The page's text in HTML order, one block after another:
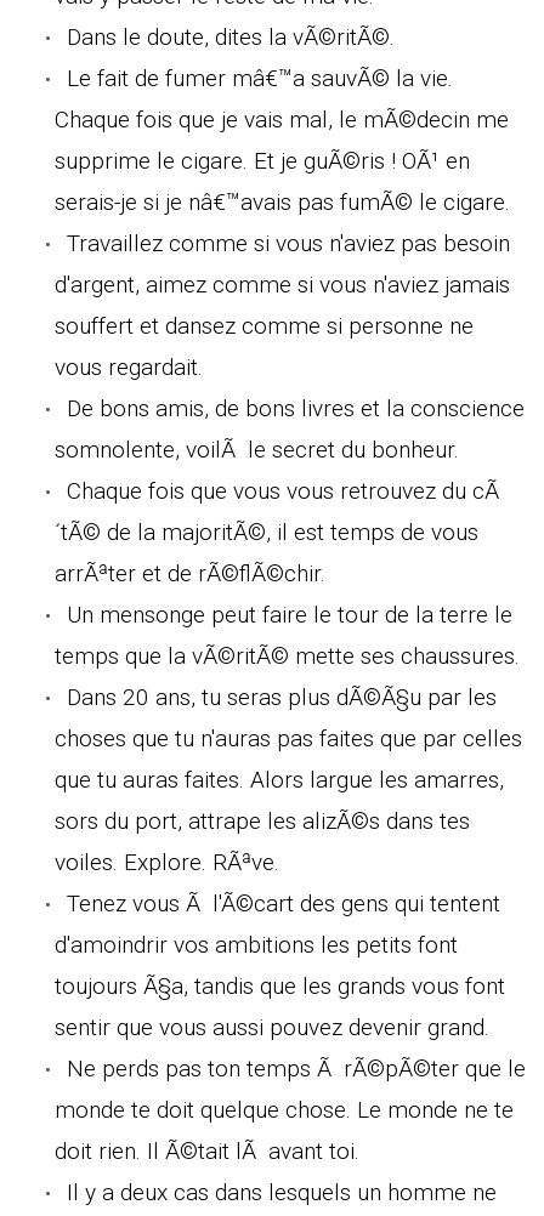
Dans le doute, dites la vÃ©ritÃ©.
Le fait de fumer mâ€™a sauvÃ© la vie.
Chaque fois que je vais mal, le mÃ©decin me
supprime le cigare. Et je guÃ©ris ! OÃ¹ en
serais-je si je nâ€™avais pas fumÃ© le cigare.
Travaillez comme si vous n'aviez pas besoin
d'argent, aimez comme si vous n'aviez jamais
souffert et dansez comme si personne ne
vous regardait.
De bons amis, de bons livres et la conscience
somnolente, voilÃ le secret du bonheur.
Chaque fois que vous vous retrouvez du cÃ
´tÃ© de la majoritÃ©, il est temps de vous
arrÃªter et de rÃ©flÃ©chir.
Un mensonge peut faire le tour de la terre le
temps que la vÃ©ritÃ© mette ses chaussures.
Dans 20 ans, tu seras plus dÃ©Ã§u par les
choses que tu n'auras pas faites que par celles
que tu auras faites. Alors largue les amarres,
sors du port, attrape les alizÃ©s dans tes
voiles. Explore. RÃªve.
Tenez vous Ã l'Ã©cart des gens qui tentent
d'amoindrir vos ambitions les petits font
toujours Ã§a, tandis que les grands vous font
sentir que vous aussi pouvez devenir grand.
Ne perds pas ton temps Ã rÃ©pÃ©ter que le
monde te doit quelque chose. Le monde ne te
doit rien. Il Ã©tait lÃ avant toi.
Il y a deux cas dans lesquels un homme ne